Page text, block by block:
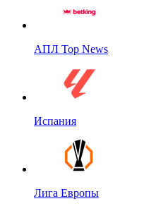
АПЛ Top News
Испания
Лига Европы